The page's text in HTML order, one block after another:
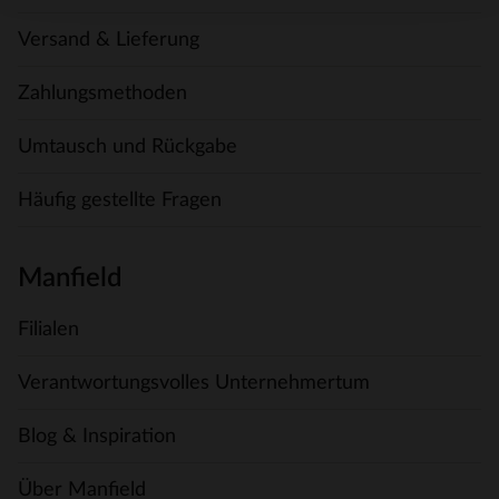
Versand & Lieferung
Zahlungsmethoden
Umtausch und Rückgabe
Häufig gestellte Fragen
Manfield
Filialen
Verantwortungsvolles Unternehmertum
Blog & Inspiration
Über Manfield